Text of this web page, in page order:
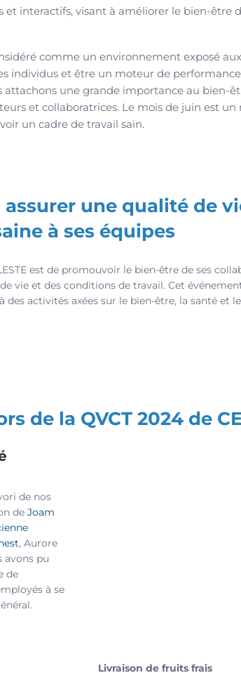
et interactifs, visant à améliorer le bien-être
comme un environnement exposé
individus et être un moteur de
attachons une grande importance au bien-
et collaboratrices. Le mois de juin est
un cadre de travail sain.
assurer une qualité de
à ses équipes
est de promouvoir le bien-être de ses
vie et des conditions de travail. Cet
activités axées sur le bien-être, la santé et
de la QVCT 2024 de
de nos
de Joam
, Aurore
avons pu
de
à se
Livraison de fruits frais